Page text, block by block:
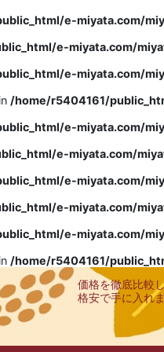
e-miyata.com/
e-miyata.com/
e-miyata.com/
/home/r5404161/
e-miyata.com/
e-miyata.com/
e-miyata.com/
e-miyata.com/
e-miyata.com/
/home/r5404161/
価格を徹底比較
格安で手に入れ